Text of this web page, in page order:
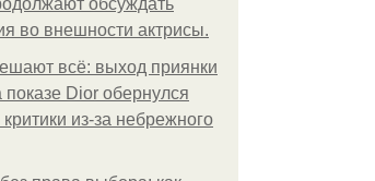
обсуждать
во внешности актрисы.
всё: выход приянки
Dior обернулся
из-за небрежного